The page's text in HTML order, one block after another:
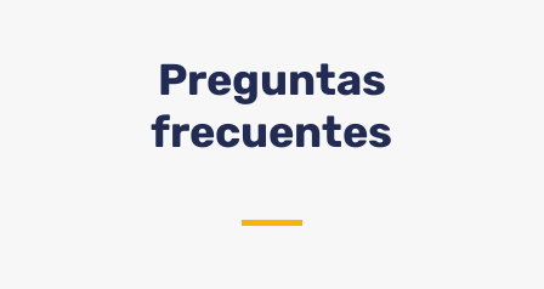
Preguntas
frecuentes